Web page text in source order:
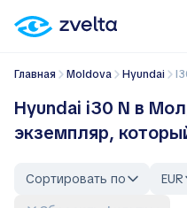
Главная Moldova Hyundai
Hyundai i30 N в
экземпляр,
Сортировать по EUR